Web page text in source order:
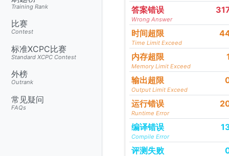
Training Rank
比赛
Contest
标准XCPC比赛
Standard XCPC Contest
外榜
Outrank
常见疑问
FAQs
答案错误
Wrong Answer
时间超限
Time Limit Exceed
内存超限
Memory Limit Exceed
输出超限
Output Limit Exceed
运行错误
Runtime Error
编译错误
Compile Error
评测失败